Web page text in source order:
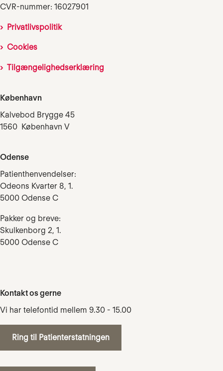
CVR-nummer: 16027901
Privatlivspolitik
Cookies
Tilgængelighedserklæring
København
Kalvebod Brygge 45
1560 København V
Odense
Patienthenvendelser:
Odeons Kvarter 8, 1.
5000 Odense C
Pakker og breve:
Skulkenborg 2, 1.
5000 Odense C
Kontakt os gerne
Vi har telefontid mellem 9.30 - 15.00
Ring til Patienterstatningen